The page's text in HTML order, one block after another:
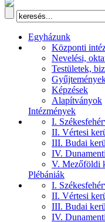
Egyházunk
Központi
Nevelési,
Testületek,
Képzések
Alapítványok
Intézmények
I.
II. Vértesi
III. Budai
IV.
V. Mezőföldi
Plébániák
I.
II. Vértesi
III. Budai
IV.